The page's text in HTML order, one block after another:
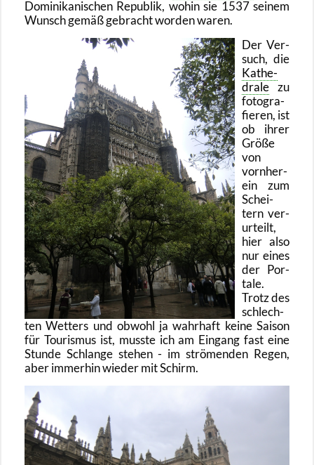
Do­mi­ni­ka­ni­schen Re­pu­blik, wohin sie 1537 sei­nem
Wunsch gemäß ge­bracht wor­den waren.
Der Ver­
such, die
Ka­the­
dra­le zu
fo­to­gra­
fie­ren, ist
ob ihrer
Größe
von
vorn­her­
ein zum
Schei­
tern ver­
ur­teilt,
hier also
nur eines
der Por­
ta­le.
Trotz des
schlech­
ten Wet­ters und ob­wohl ja wahr­haft keine Sai­son
für Tou­ris­mus ist, muss­te ich am Ein­gang fast eine
Stun­de Schlan­ge ste­hen - im strö­men­den Regen,
aber im­mer­hin wie­der mit Schirm.